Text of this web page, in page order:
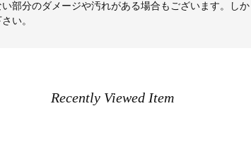
部分のダメージや汚れがある場合もございます。しか
い。
Recently Viewed Item